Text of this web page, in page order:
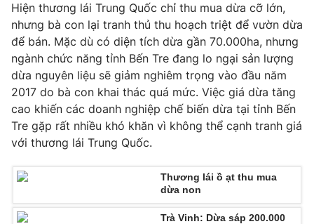
Khán giả
Giải sao mai
Âm nhạc
Sao
Du lịch
Làm đẹp
Chất lượng cuộc sống
Giáo dục
Tuyển sinh
Học trực tuyến
Công nghệ
Hitech Công nghệ tương lai
Sản phẩm
Giao lưu trực tuyến
Chuyên mục khác
Hiện thương lái Trung Quốc chỉ thu mua dừa cỡ lớn,
nhưng bà con lại tranh thủ thu hoạch triệt để vườn dừa
để bán. Mặc dù có diện tích dừa gần 70.000ha, nhưng
ngành chức năng tỉnh Bến Tre đang lo ngại sản lượng
dừa nguyên liệu sẽ giảm nghiêm trọng vào đầu năm
2017 do bà con khai thác quá mức. Việc giá dừa tăng
cao khiến các doanh nghiệp chế biến dừa tại tỉnh Bến
Tre gặp rất nhiều khó khăn vì không thể cạnh tranh giá
với thương lái Trung Quốc.
Thương lái ồ ạt thu mua
dừa non
Trà Vinh: Dừa sáp 200.000